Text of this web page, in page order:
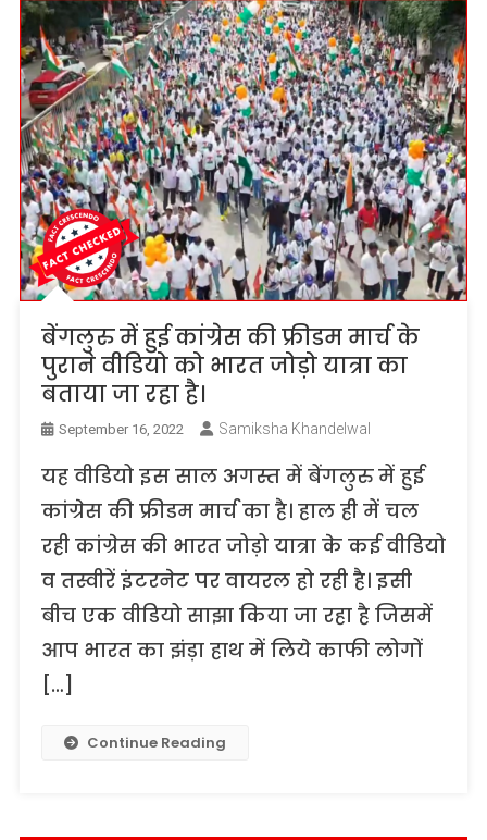
बेंगलुरु में हुई कांग्रेस की फ्रीडम मार्च के
पुराने वीडियो को भारत जोड़ो यात्रा का
बताया जा रहा है।
September 16, 2022 Samiksha Khandelwal
यह वीडियो इस साल अगस्त में बेंगलुरु में हुई
कांग्रेस की फ्रीडम मार्च का है। हाल ही में चल
रही कांग्रेस की भारत जोड़ो यात्रा के कई वीडियो
व तस्वीरें इंटरनेट पर वायरल हो रही है। इसी
बीच एक वीडियो साझा किया जा रहा है जिसमें
आप भारत का झंड़ा हाथ में लिये काफी लोगों
[…]
Continue Reading